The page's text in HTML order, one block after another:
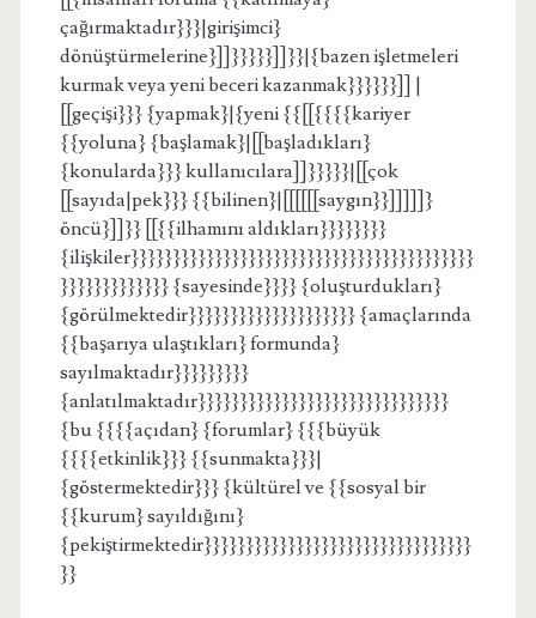
çağırmaktadır}}}|girişimci}
dönüştürmelerine}]]}}}}}]]}}|{bazen işletmeleri
kurmak veya yeni beceri kazanmak}}}}}}]] |
[[geçişi}}} {yapmak}|{yeni {{[[{{{{kariyer
{{yoluna} {başlamak}|[[başladıkları}
{konularda}}} kullanıcılara]]}}}}}|[[çok
[[sayıda|pek}}} {{bilinen}|[[[[[[saygın}}]]]]]}
öncü}]]}} [[{{ilhamını aldıkları}}}}}}}}
{ilişkiler}}}}}}}}}}}}}}}}}}}}}}}}}}}}}}}}}}}}}}}}}
}}}}}}}}}}}}} {sayesinde}}}} {oluşturdukları}
{görülmektedir}}}}}}}}}}}}}}}}}}}} {amaçlarında
{{başarıya ulaştıkları} formunda}
sayılmaktadır}}}}}}}}}
{anlatılmaktadır}}}}}}}}}}}}}}}}}}}}}}}}}}}}}}
{bu {{{{açıdan} {forumlar} {{{büyük
{{{{etkinlik}}} {{sunmakta}}}|
{göstermektedir}}} {kültürel ve {{sosyal bir
{{kurum} sayıldığını}
{pekiştirmektedir}}}}}}}}}}}}}}}}}}}}}}}}}}}}}}}}
}}